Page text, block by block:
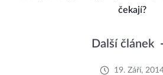
čekají?
Další článek
19. Září,